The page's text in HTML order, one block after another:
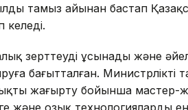
тамыз айынан бастап
зерттеуді ұсынады және
бағытталған. Министрліктің
жаңғырту бойынша мастер-
және озық технологияларды